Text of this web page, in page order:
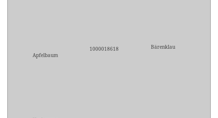
Apfelbaum
1000018618 Bärenklau